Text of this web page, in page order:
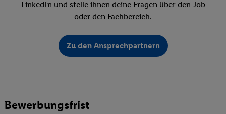
LinkedIn und stelle ihnen deine Fragen über den Job
oder den Fachbereich.
Zu den Ansprechpartnern
Bewerbungsfrist